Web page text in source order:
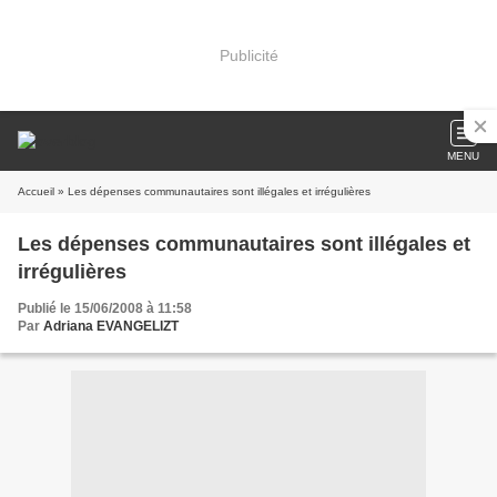
Publicité
MENU
Accueil » Les dépenses communautaires sont illégales et irrégulières
Les dépenses communautaires sont illégales et
irrégulières
Publié le 15/06/2008 à 11:58
Par Adriana EVANGELIZT